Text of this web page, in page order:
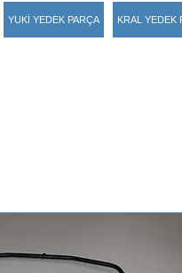
YUKİ YEDEK PARÇA KRAL YEDEK